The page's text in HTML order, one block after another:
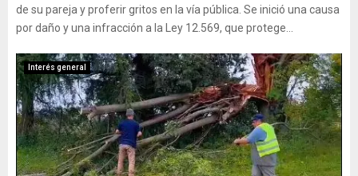
de su pareja y proferir gritos en la vía pública. Se inició una causa
por daño y una infracción a la Ley 12.569, que protege...
Interés general